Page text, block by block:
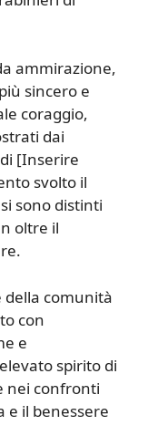
ammirazione,
sincero e
coraggio,
dai
[Inserire
svolto il
sono distinti
oltre il
della comunità
con
e
spirito di
nei confronti
e il benessere